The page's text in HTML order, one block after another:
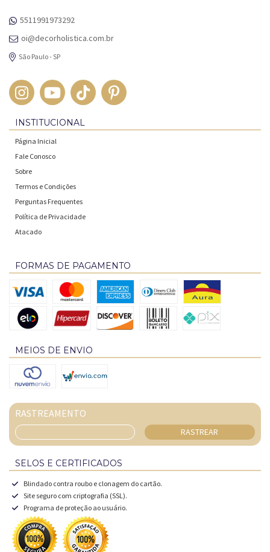
5511991973292
oi@decorholistica.com.br
São Paulo - SP
INSTITUCIONAL
Página Inicial
Fale Conosco
Sobre
Termos e Condições
Perguntas Frequentes
Política de Privacidade
Atacado
FORMAS DE PAGAMENTO
MEIOS DE ENVIO
RASTREAMENTO
RASTREAR
SELOS E CERTIFICADOS
Blindado contra roubo e clonagem do cartão.
Site seguro com criptografia (SSL).
Programa de proteção ao usuário.